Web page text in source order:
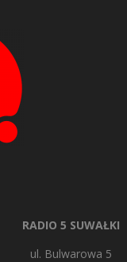
RADIO 5 SUWAŁKI
ul. Bulwarowa 5